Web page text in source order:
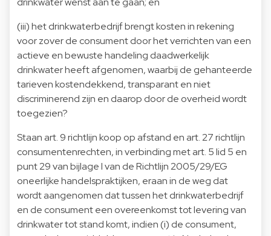
(iii) het drinkwaterbedrijf brengt kosten in rekening
voor zover de consument door het verrichten van een
actieve en bewuste handeling daadwerkelijk
drinkwater heeft afgenomen, waarbij de gehanteerde
tarieven kostendekkend, transparant en niet
discriminerend zijn en daarop door de overheid wordt
toegezien?
Staan art. 9 richtlijn koop op afstand en art. 27 richtlijn
consumentenrechten, in verbinding met art. 5 lid 5 en
punt 29 van bijlage I van de Richtlijn 2005/29/EG
oneerlijke handelspraktijken, eraan in de weg dat
wordt aangenomen dat tussen het drinkwaterbedrijf
en de consument een overeenkomst tot levering van
drinkwater tot stand komt, indien (i) de consument,